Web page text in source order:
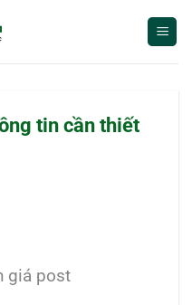
tin cần thiết
giá post